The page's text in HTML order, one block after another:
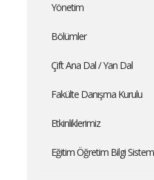
Yönetim
Bölümler
Çift Ana Dal / Yan Dal
Fakülte Danışma Kurulu
Etkinliklerimiz
Eğitim Öğretim Bilgi